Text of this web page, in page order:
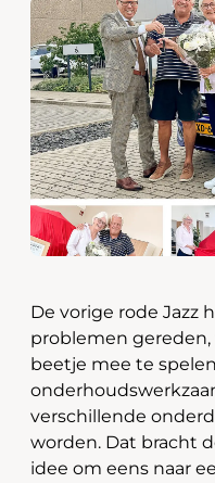
Over ons
Webshop
Contact
De vorige rode Jazz
problemen
beetje mee te
verschillende
worden. Dat bracht
idee om eens naar